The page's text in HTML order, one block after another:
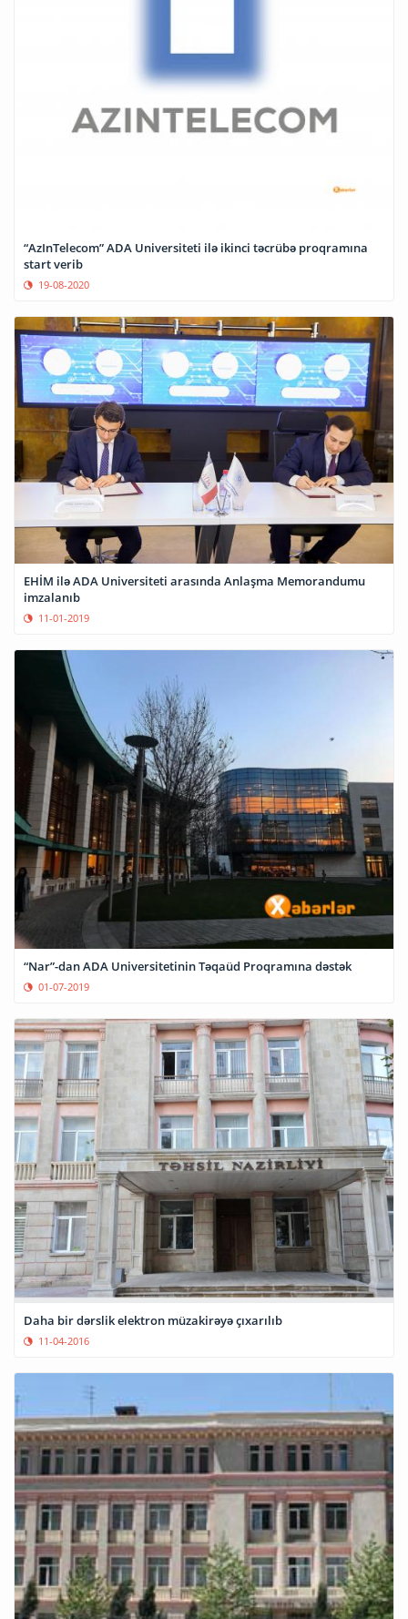
“AzInTelecom” ADA Universiteti ilə ikinci təcrübə proqramına
start verib
19-08-2020
EHİM ilə ADA Universiteti arasında Anlaşma Memorandumu
imzalanıb
11-01-2019
“Nar”-dan ADA Universitetinin Təqaüd Proqramına dəstək
01-07-2019
Daha bir dərslik elektron müzakirəyə çıxarılıb
11-04-2016